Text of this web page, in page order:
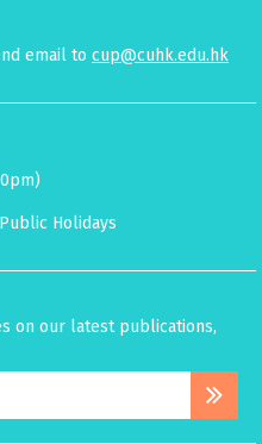
email to cup@cuhk.edu.hk
Holidays
on our latest publications,